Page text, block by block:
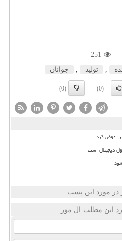
251
, تولید , جوانان
(0)
(0)
عوض کرد
دیجیتال است
در مورد این پست
این مطلب ال مور